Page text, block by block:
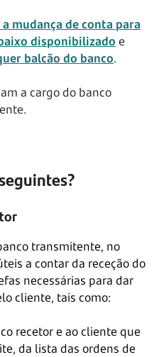
mudança de conta para
disponibilizado e
balcão do banco.
a cargo do banco
transmitente, no
a contar da receção do
necessárias para dar
cliente, tais como:
recetor e ao cliente que
da lista das ordens de